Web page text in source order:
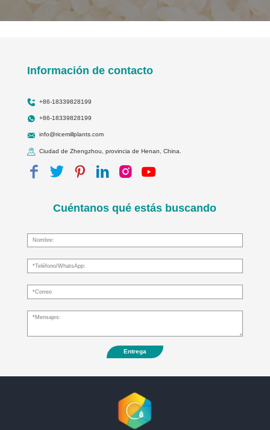
Información de contacto
+86-18339828199
+86-18339828199
info@ricemillplants.com
Ciudad de Zhengzhou, provincia de Henan, China.
Cuéntanos qué estás buscando
Entrega